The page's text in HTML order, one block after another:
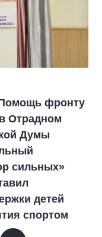
фронту
Отрадном
Думы
сильных»
детей
спортом